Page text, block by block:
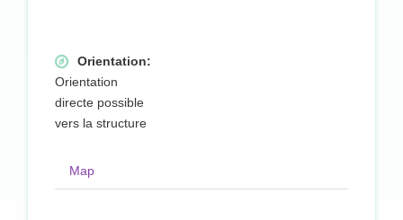
Orientation:
Orientation
directe possible
vers la structure
Map